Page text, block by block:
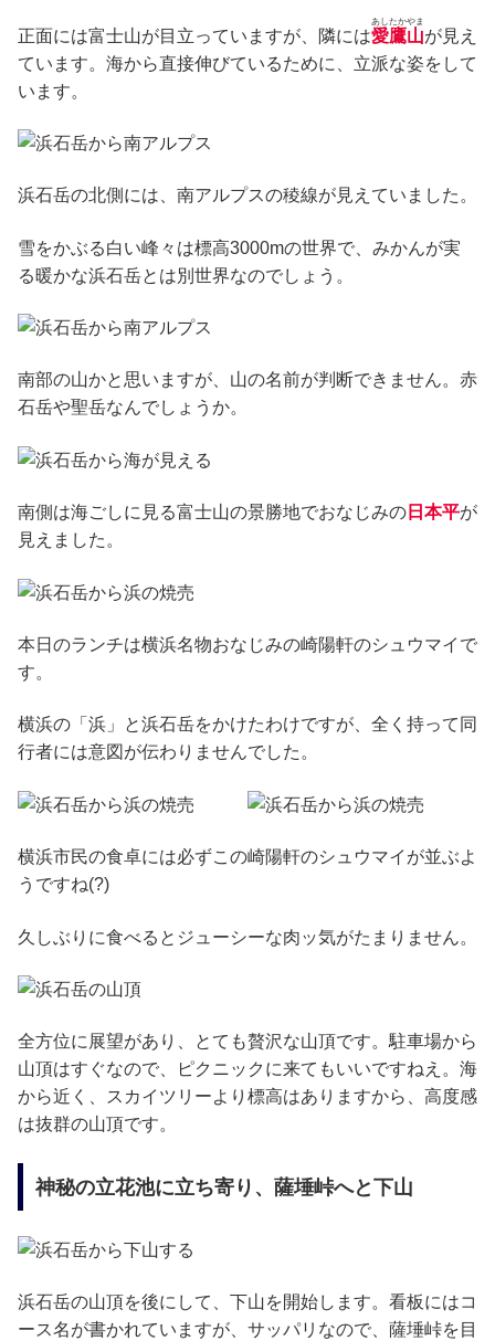
正面には富士山が目立っていますが、隣には愛鷹山
あしたかやま
が見え
ています。海から直接伸びているために、立派な姿をして
います。
浜石岳の北側には、南アルプスの稜線が見えていました。
雪をかぶる白い峰々は標高3000mの世界で、みかんが実
る暖かな浜石岳とは別世界なのでしょう。
南部の山かと思いますが、山の名前が判断できません。赤
石岳や聖岳なんでしょうか。
南側は海ごしに見る富士山の景勝地でおなじみの 日本平が
見えました。
本日のランチは横浜名物おなじみの崎陽軒のシュウマイで
す。
横浜の「浜」と浜石岳をかけたわけですが、全く持って同
行者には意図が伝わりませんでした。
横浜市民の食卓には必ずこの崎陽軒のシュウマイが並ぶよ
うですね(?)
久しぶりに食べるとジューシーな肉ッ気がたまりません。
全方位に展望があり、とても贅沢な山頂です。駐車場から
山頂はすぐなので、ピクニックに来てもいいですねえ。海
から近く、スカイツリーより標高はありますから、高度感
は抜群の山頂です。
神秘の立花池に立ち寄り、薩埵峠へと下山
浜石岳の山頂を後にして、下山を開始します。看板にはコ
ース名が書かれていますが、サッパリなので、薩埵峠を目